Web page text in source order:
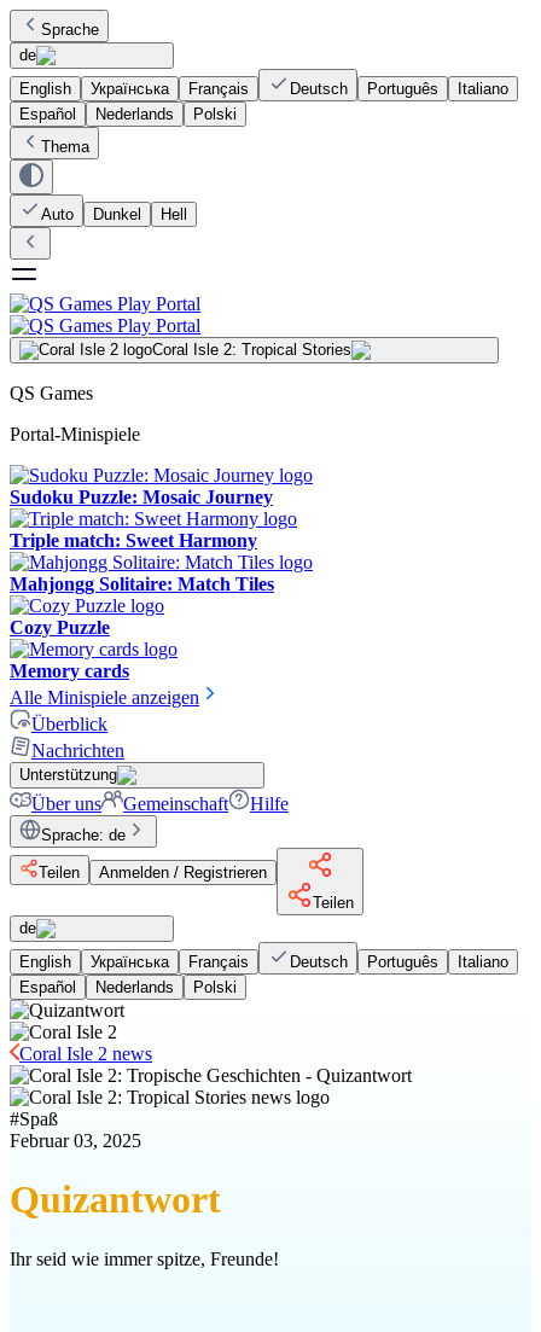
Sprache
de
English
Українська Français Deutsch Português
Italiano
Español
Nederlands
Polski
Thema
Auto Dunkel Hell
Coral Isle 2: Tropical Stories
QS Games
Portal-Minispiele
Sudoku Puzzle: Mosaic Journey
Triple match: Sweet Harmony
Mahjongg Solitaire: Match Tiles
Cozy Puzzle
Memory cards
Alle Minispiele anzeigen
Überblick
Nachrichten
Unterstützung
Über uns Gemeinschaft Hilfe
Sprache: de
Teilen
Anmelden / Registrieren
Teilen
de
English
Українська Français Deutsch Português
Italiano
Español
Nederlands Polski
Coral Isle 2 news
#Spaß
Februar 03, 2025
Quizantwort
Ihr seid wie immer spitze, Freunde!